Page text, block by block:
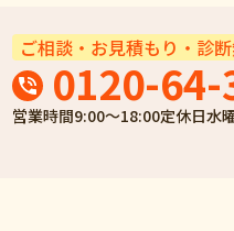
ご相談・お見積もり・診断
0120-64-
営業時間9:00～18:00定休日水